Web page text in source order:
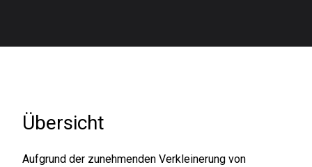
Übersicht
Aufgrund der zunehmenden Verkleinerung von